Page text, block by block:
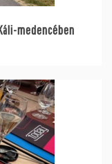
medencében